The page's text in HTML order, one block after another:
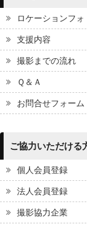
ロケーションフォ
支援内容
撮影までの流れ
Ｑ＆Ａ
お問合せフォーム
ご協力いただける
個人会員登録
法人会員登録
撮影協力企業